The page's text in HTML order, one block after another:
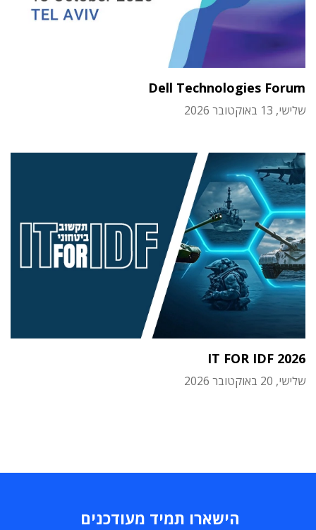
Dell Technologies Forum
שלישי, 13 באוקטובר 2026
IT FOR IDF 2026
שלישי, 20 באוקטובר 2026
הישארו תמיד מעודכנים